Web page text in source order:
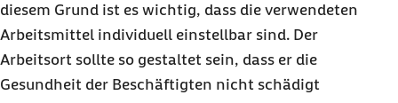
diesem Grund ist es wichtig, dass die verwendeten
Arbeitsmittel individuell einstellbar sind. Der
Arbeitsort sollte so gestaltet sein, dass er die
Gesundheit der Beschäftigten nicht schädigt